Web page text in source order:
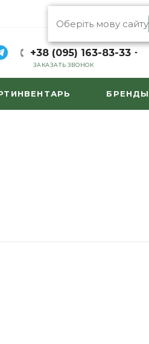
Оберіть мову сайту
+38 (095) 163-83-33
ЗАКАЗАТЬ ЗВОНОК
БРЕНДЫ